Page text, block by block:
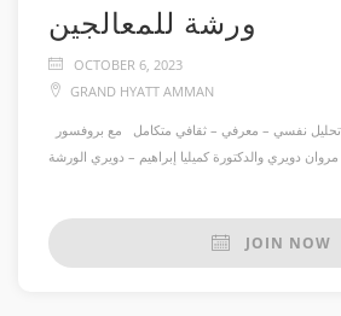
ورشة للمعالجين
OCTOBER 6, 2023
GRAND HYATT AMMAN
JOIN NOW